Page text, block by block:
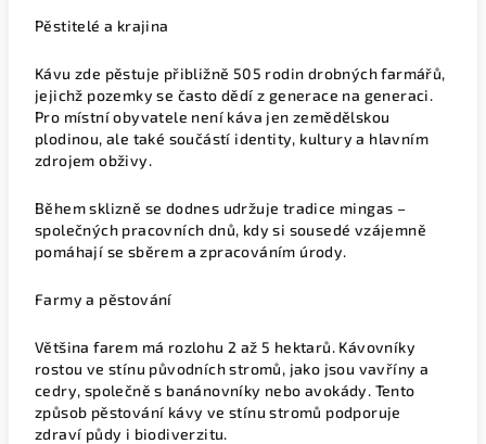
Pěstitelé a krajina
Kávu zde pěstuje přibližně 505 rodin drobných farmářů,
jejichž pozemky se často dědí z generace na generaci.
Pro místní obyvatele není káva jen zemědělskou
plodinou, ale také součástí identity, kultury a hlavním
zdrojem obživy.
Během sklizně se dodnes udržuje tradice mingas –
společných pracovních dnů, kdy si sousedé vzájemně
pomáhají se sběrem a zpracováním úrody.
Farmy a pěstování
Většina farem má rozlohu 2 až 5 hektarů. Kávovníky
rostou ve stínu původních stromů, jako jsou vavříny a
cedry, společně s banánovníky nebo avokády. Tento
způsob pěstování kávy ve stínu stromů podporuje
zdraví půdy i biodiverzitu.